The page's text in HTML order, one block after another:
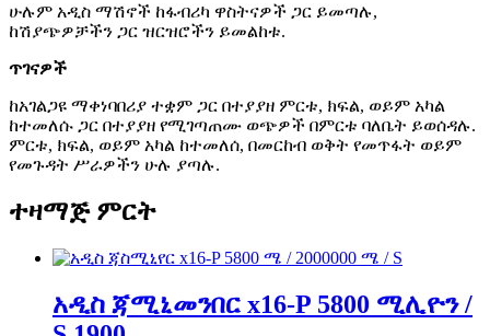
ሁሉም አዲስ ማሽኖች ከፋብሪካ ዋስትናዎች ጋር ይመጣሉ,
ከሽያጭዎቻችን ጋር ዝርዝሮችን ይመልከቱ.
ጥገናዎች
ከአገልጋዩ ማቀነባበሪያ ተቋም ጋር በተያያዘ ምርቱ, ክፍል, ወይም አካል
ከተመለሱ ጋር በተያያዘ የሚገጣጠሙ ወጭዎች በምርቱ ባለቤት ይወሰዳሉ.
ምርቱ, ክፍል, ወይም አካል ከተመለሰ, በመርከብ ወቅት የመጥፋት ወይም
የመጉዳት ሥራዎችን ሁሉ ያጣሉ.
ተዛማጅ ምርት
አዲስ ጃሚኒመንበር x16-P 5800 ሚሊዮን /